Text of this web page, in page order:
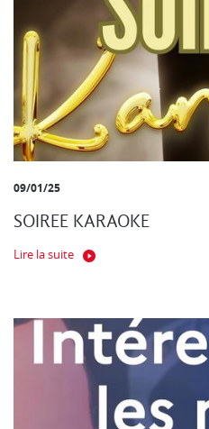
09/01/25
SOIREE KARAOKE
Lire la suite